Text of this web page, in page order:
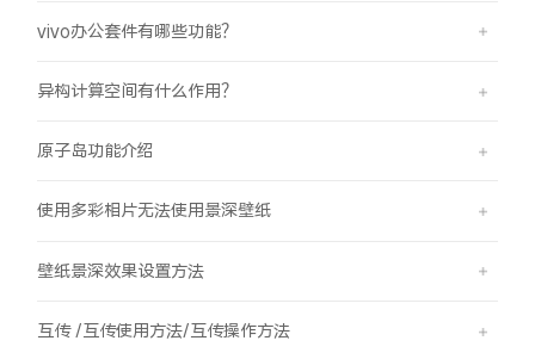
vivo办公套件有哪些功能？
异构计算空间有什么作用？
原子岛功能介绍
使用多彩相片无法使用景深壁纸
壁纸景深效果设置方法
互传 /互传使用方法/互传操作方法